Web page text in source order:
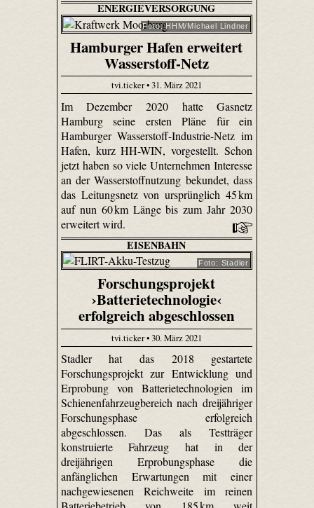
ENERGIEVERSORGUNG
Foto: HHM/Michael Lindner
Hamburger Hafen erweitert
Wasserstoff-Netz
tvi.ticker • 31. März 2021
Im Dezember 2020 hatte Gasnetz
Hamburg seine ersten Pläne für ein
Hamburger Wasserstoff-Industrie-Netz im
Hafen, kurz HH-WIN, vorgestellt. Schon
jetzt haben so viele Unternehmen Interesse
an der Wasserstoffnutzung bekundet, dass
das Leitungsnetz von ursprünglich 45 km
auf nun 60 km Länge bis zum Jahr 2030
erweitert wird.
EISENBAHN
Foto: Stadler
Forschungsprojekt
›Batterietechnologie‹
erfolgreich abgeschlossen
tvi.ticker • 30. März 2021
Stadler hat das 2018 gestartete
Forschungsprojekt zur Entwicklung und
Erprobung von Batterietechnologien im
Schienenfahrzeugbereich nach dreijähriger
Forschungsphase erfolgreich
abgeschlossen. Das als Testträger
konstruierte Fahrzeug hat in der
dreijährigen Erprobungsphase die
anfänglichen Erwartungen mit einer
nachgewiesenen Reichweite im reinen